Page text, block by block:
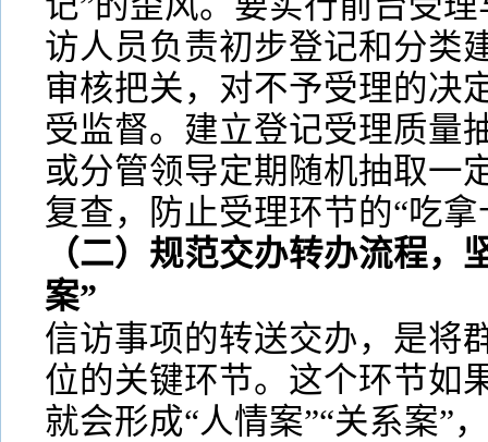
访人员负责初步登记和分类
审核把关，对不予受理的决
受监督。建立登记受理质量
或分管领导定期随机抽取一
复查，防止受理环节的“吃拿
（二）规范交办转办流程，
案”
信访事项的转送交办，是将
位的关键环节。这个环节如
就会形成“人情案”“关系案”